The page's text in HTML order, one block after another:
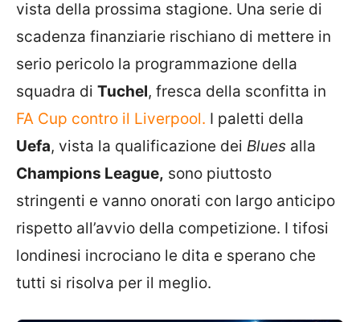
vista della prossima stagione. Una serie di
scadenza finanziarie rischiano di mettere in
serio pericolo la programmazione della
squadra di Tuchel, fresca della sconfitta in
FA Cup contro il Liverpool. I paletti della
Uefa, vista la qualificazione dei Blues alla
Champions League, sono piuttosto
stringenti e vanno onorati con largo anticipo
rispetto all’avvio della competizione. I tifosi
londinesi incrociano le dita e sperano che
tutti si risolva per il meglio.